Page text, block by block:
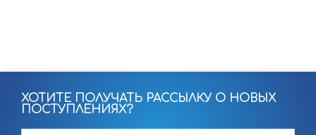
ХОТИТЕ ПОЛУЧАТЬ РАССЫЛКУ О НОВЫХ
ПОСТУПЛЕНИЯХ?